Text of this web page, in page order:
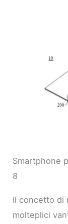
Smartphone
8
Il concetto di
molteplici